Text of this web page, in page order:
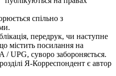
спільно з
передрук, чи наступне
містить посилання на
/ UPG, суворо забороняється.
Я-Корреспондент є автор